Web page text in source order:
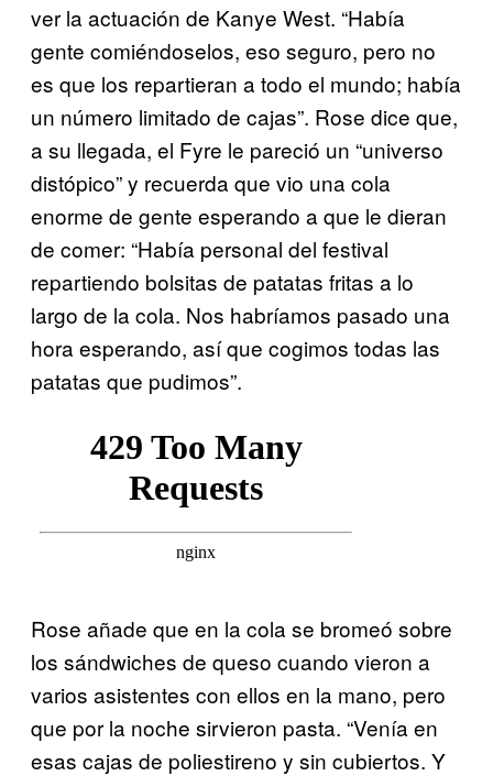
ver la actuación de Kanye West. “Había
gente comiéndoselos, eso seguro, pero no
es que los repartieran a todo el mundo; había
un número limitado de cajas”. Rose dice que,
a su llegada, el Fyre le pareció un “universo
distópico” y recuerda que vio una cola
enorme de gente esperando a que le dieran
de comer: “Había personal del festival
repartiendo bolsitas de patatas fritas a lo
largo de la cola. Nos habríamos pasado una
hora esperando, así que cogimos todas las
patatas que pudimos”.
Rose añade que en la cola se bromeó sobre
los sándwiches de queso cuando vieron a
varios asistentes con ellos en la mano, pero
que por la noche sirvieron pasta. “Venía en
esas cajas de poliestireno y sin cubiertos. Y